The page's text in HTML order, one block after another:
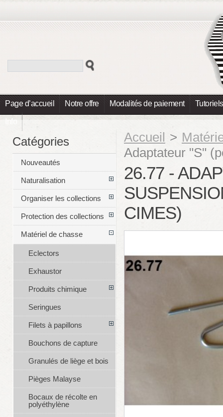
Page d’accueil Notre offre Modalités de paiement Tutoriels
Info
Accueil >
Adaptateur "S"
26.77 -
CIMES)
Catégories
Nouveautés
Naturalisation
Organiser les collections
Protection des collections
Matériel de chasse
Eclectors
Exhaustor
Produits chimique
Seringues
Filets à papillons
Bouchons de capture
Granulés de liège et bois
Pièges Malayse
Bocaux de récolte en
polyéthylène